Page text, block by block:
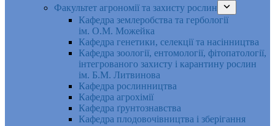
Факультет агрономії та захисту рослин
Кафедра землеробства та гербології
ім. О.М. Можейка
Кафедра генетики, селекції та насінництва
Кафедра зоології, ентомології, фітопатології,
інтегрованого захисту і карантину рослин
ім. Б.М. Литвинова
Кафедра рослинництва
Кафедра агрохімії
Кафедра ґрунтознавства
Кафедра плодовочівництва і зберігання